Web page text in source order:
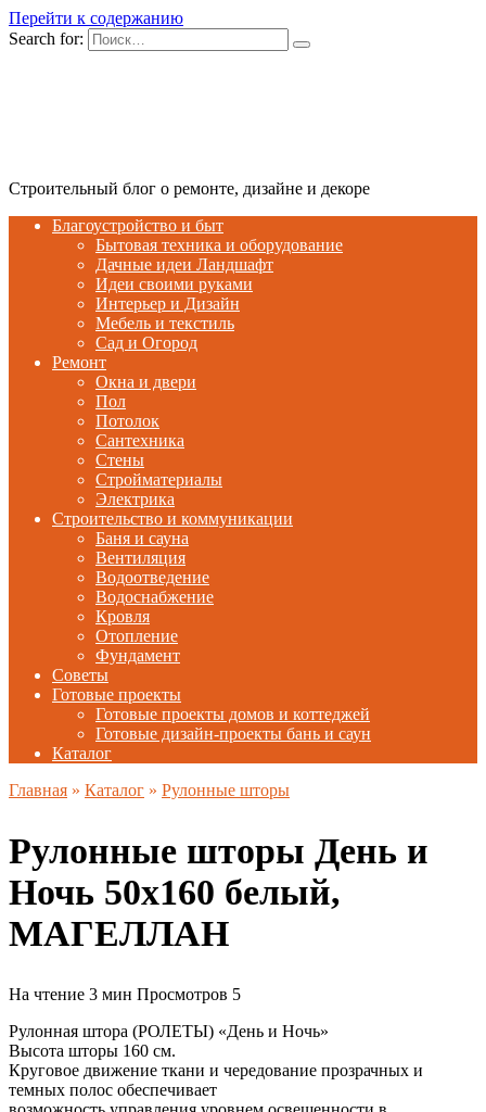
Перейти к содержанию
Search for:
Строительный блог о ремонте, дизайне и декоре
Благоустройство и быт
Бытовая техника и оборудование
Дачные идеи Ландшафт
Идеи своими руками
Интерьер и Дизайн
Мебель и текстиль
Сад и Огород
Ремонт
Окна и двери
Пол
Потолок
Сантехника
Стены
Стройматериалы
Электрика
Строительство и коммуникации
Баня и сауна
Вентиляция
Водоотведение
Водоснабжение
Кровля
Отопление
Фундамент
Советы
Готовые проекты
Готовые проекты домов и коттеджей
Готовые дизайн-проекты бань и саун
Каталог
Главная » Каталог » Рулонные шторы
Рулонные шторы День и
Ночь 50х160 белый,
МАГЕЛЛАН
На чтение 3 мин Просмотров 5
Рулонная штора (РОЛЕТЫ) «День и Ночь»
Высота шторы 160 см.
Круговое движение ткани и чередование прозрачных и
темных полос обеспечивает